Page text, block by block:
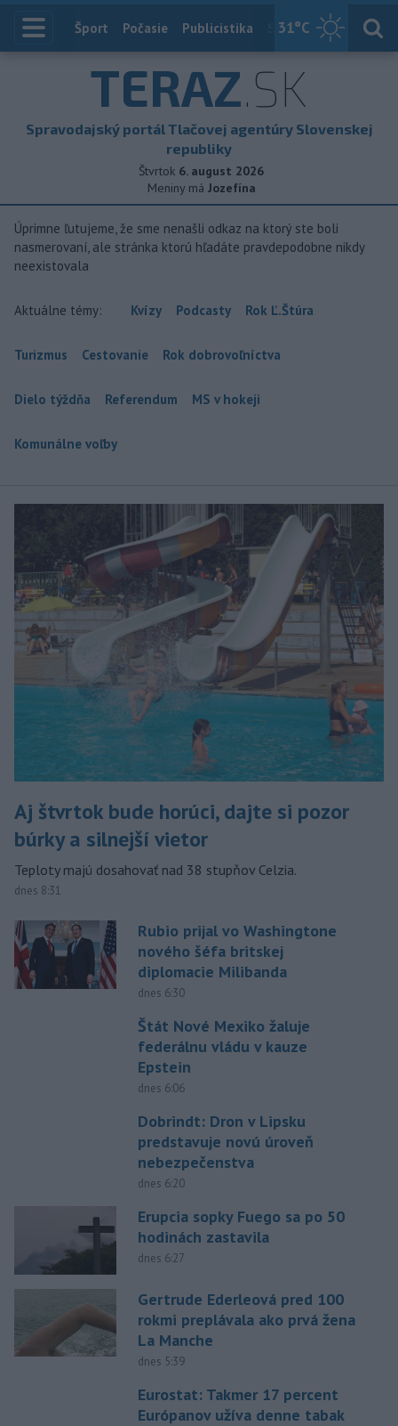
31°C
Index
Šport Počasie Publicistika Slovensko
TERAZ.SK
Spravodajský portál Tlačovej agentúry Slovenskej
republiky
Štvrtok 6. august 2026
Meniny má Jozefína
Úprimne ľutujeme, že sme nenašli odkaz na ktorý ste boli
nasmerovaní, ale stránka ktorú hľadáte pravdepodobne nikdy
neexistovala
Aktuálne témy: Kvízy Podcasty Rok Ľ.Štúra
Turizmus Cestovanie Rok dobrovoľníctva
Dielo týždňa Referendum MS v hokeji
Komunálne voľby
Aj štvrtok bude horúci, dajte si pozor
búrky a silnejší vietor
Teploty majú dosahovať nad 38 stupňov Celzia.
dnes 8:31
Rubio prijal vo Washingtone
nového šéfa britskej
diplomacie Milibanda
dnes 6:30
Štát Nové Mexiko žaluje
federálnu vládu v kauze
Epstein
dnes 6:06
Dobrindt: Dron v Lipsku
predstavuje novú úroveň
nebezpečenstva
dnes 6:20
Erupcia sopky Fuego sa po 50
hodinách zastavila
dnes 6:27
Gertrude Ederleová pred 100
rokmi preplávala ako prvá žena
La Manche
dnes 5:39
Eurostat: Takmer 17 percent
Európanov užíva denne tabak